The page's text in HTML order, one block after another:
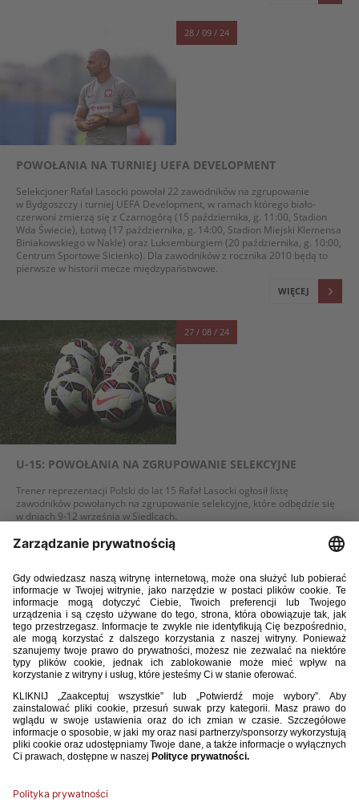
28 / 09 / 24
POWOŁANIA NA TURNIEJ UEFA DEVELOPMENT
Selekcjoner Rafał Lasocki powołał 22 zawodników na zgrupowanie
w Bydgoszczy i turniej UEFA Development, w ramach którego biało-
czerwoni zmierzą się z Czarnogórą (15 października, g. 11:00, Stadion
Wda Świecie), Łotwą (17 października, g. 14:00, Stadion Miejski Klemensa
Biniakowskiego w Nakle) oraz Luksemburgiem (20 października, g. 10:00,
Centrum Sportowe Sicienko). Dla zawodników z rocznika 2010 będą to
pierwsze w historii mecze międzypaństwowe.
WIĘCEJ
27 / 08 / 24
U-15: POWOŁANIA NA ZGRUPOWANIE SELEKCYJNE
Trener reprezentacji Polski do lat 15 Rafał Lasocki ogłosił listę
zawodników powołanych na zgrupowanie selekcyjne, które odbędzie się
w dniach 9-12 września w Siedlcach.
01 / 08 / 24
U-15: POWOŁANIA NA ZGRUPOWANIE SELEKCYJNE
Trener reprezentacji Polski do lat 15 Rafał Lasocki ogłosił listę
zawodników powołanych na zgrupowanie selekcyjne, które odbędzie się
w dniach 14-17 sierpnia w Siedlcach.